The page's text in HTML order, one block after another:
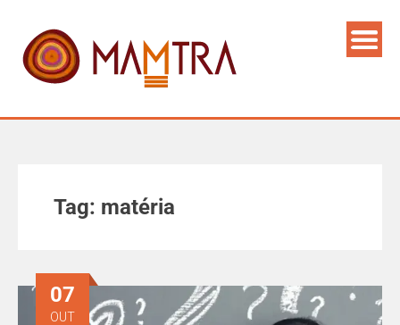
Tag: matéria
07
OUT